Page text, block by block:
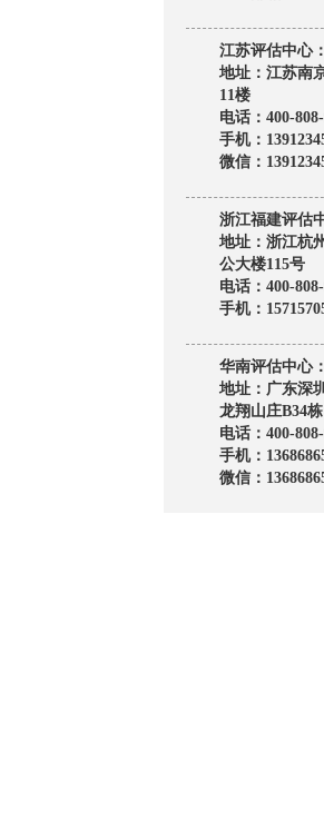
江苏评估中心：
地址：江苏南
11楼
电话：400-
手机：
微信：
浙江福建评估
地址：浙江杭
公大楼115号
电话：400-
手机：
华南评估中心：
地址：广东深
龙翔山庄B34栋
电话：400-
手机：
微信：